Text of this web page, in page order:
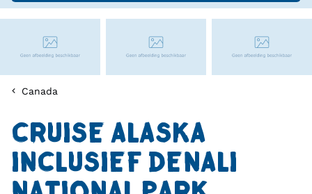
Canada
CRUISE ALASKA
INCLUSIEF DENALI